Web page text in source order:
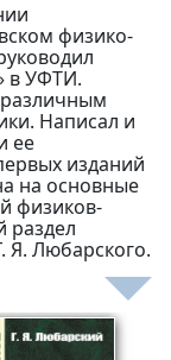
физико-
в УФТИ.
Написал и
ее
изданий
на основные
физиков-
раздел
Я. Любарского.